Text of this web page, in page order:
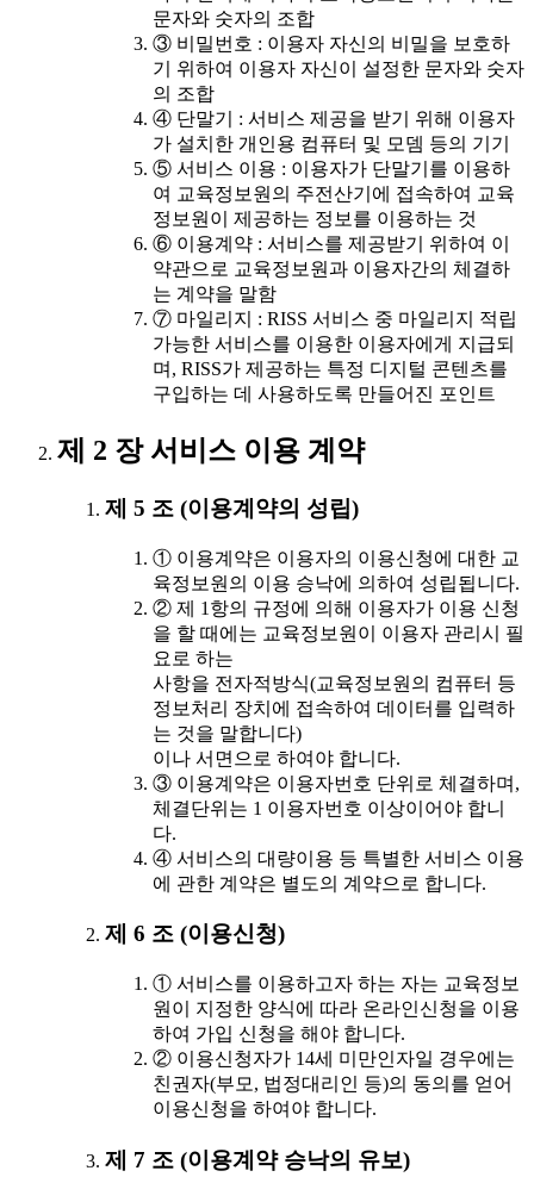
문자와 숫자의 조합
③ 비밀번호 : 이용자 자신의 비밀을 보호하
기 위하여 이용자 자신이 설정한 문자와 숫자
의 조합
④ 단말기 : 서비스 제공을 받기 위해 이용자
가 설치한 개인용 컴퓨터 및 모뎀 등의 기기
⑤ 서비스 이용 : 이용자가 단말기를 이용하
여 교육정보원의 주전산기에 접속하여 교육
정보원이 제공하는 정보를 이용하는 것
⑥ 이용계약 : 서비스를 제공받기 위하여 이
약관으로 교육정보원과 이용자간의 체결하
는 계약을 말함
⑦ 마일리지 : RISS 서비스 중 마일리지 적립
가능한 서비스를 이용한 이용자에게 지급되
며, RISS가 제공하는 특정 디지털 콘텐츠를
구입하는 데 사용하도록 만들어진 포인트
제 2 장 서비스 이용 계약
제 5 조 (이용계약의 성립)
① 이용계약은 이용자의 이용신청에 대한 교
육정보원의 이용 승낙에 의하여 성립됩니다.
② 제 1항의 규정에 의해 이용자가 이용 신청
을 할 때에는 교육정보원이 이용자 관리시 필
요로 하는
사항을 전자적방식(교육정보원의 컴퓨터 등
정보처리 장치에 접속하여 데이터를 입력하
는 것을 말합니다)
이나 서면으로 하여야 합니다.
③ 이용계약은 이용자번호 단위로 체결하며,
체결단위는 1 이용자번호 이상이어야 합니
다.
④ 서비스의 대량이용 등 특별한 서비스 이용
에 관한 계약은 별도의 계약으로 합니다.
제 6 조 (이용신청)
① 서비스를 이용하고자 하는 자는 교육정보
원이 지정한 양식에 따라 온라인신청을 이용
하여 가입 신청을 해야 합니다.
② 이용신청자가 14세 미만인자일 경우에는
친권자(부모, 법정대리인 등)의 동의를 얻어
이용신청을 하여야 합니다.
제 7 조 (이용계약 승낙의 유보)